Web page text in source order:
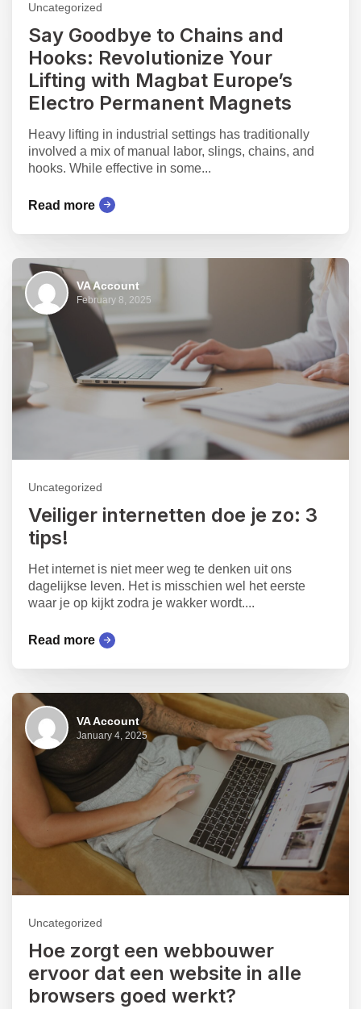
Uncategorized
Say Goodbye to Chains and
Hooks: Revolutionize Your
Lifting with Magbat Europe’s
Electro Permanent Magnets
Heavy lifting in industrial settings has traditionally
involved a mix of manual labor, slings, chains, and
hooks. While effective in some...
Read more
VA Account
February 8, 2025
Uncategorized
Veiliger internetten doe je zo: 3
tips!
Het internet is niet meer weg te denken uit ons
dagelijkse leven. Het is misschien wel het eerste
waar je op kijkt zodra je wakker wordt....
Read more
VA Account
January 4, 2025
Uncategorized
Hoe zorgt een webbouwer
ervoor dat een website in alle
browsers goed werkt?